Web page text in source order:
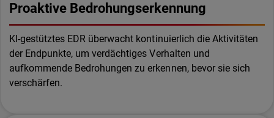
Proaktive Bedrohungserkennung
KI-gestütztes EDR überwacht kontinuierlich die Aktivitäten
der Endpunkte, um verdächtiges Verhalten und
aufkommende Bedrohungen zu erkennen, bevor sie sich
verschärfen.